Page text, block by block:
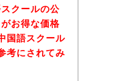
クールの公
お得な価格
国語スクール
考にされてみ